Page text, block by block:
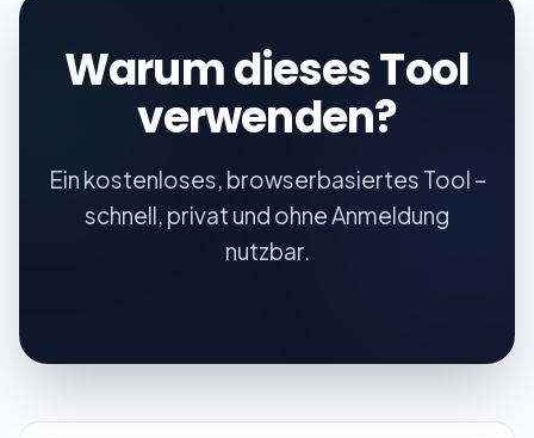
Warum dieses Tool
verwenden?
Ein kostenloses, browserbasiertes Tool –
schnell, privat und ohne Anmeldung
nutzbar.